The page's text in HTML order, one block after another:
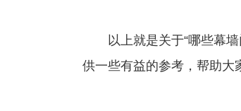
以上就是关于“哪些幕墙
供一些有益的参考，帮助大